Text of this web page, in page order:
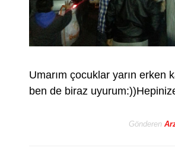
Umarım çocuklar yarın erken
ben de biraz
Gönderen